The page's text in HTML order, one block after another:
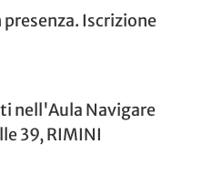
Iscrizione
nell'Aula Navigare
39, RIMINI